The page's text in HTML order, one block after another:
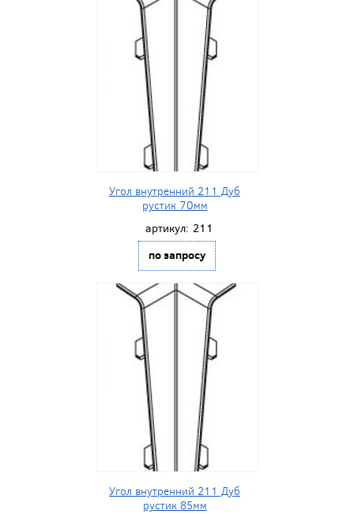
Угол внутренний 211 Дуб
рустик 70мм
артикул: 211
по запросу
Угол внутренний 211 Дуб
рустик 85мм